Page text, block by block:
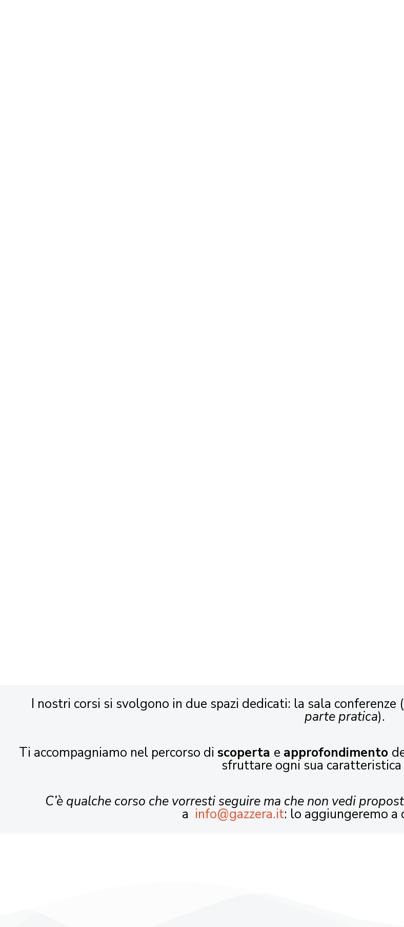
I nostri corsi si svolgono in due spazi dedicati: la sala conferenze (
parte pratica).
Ti accompagniamo nel percorso di scoperta e approfondimento
sfruttare ogni sua caratteristica
C’è qualche corso che vorresti seguire ma che non vedi
a info@gazzera.it: lo aggiungeremo